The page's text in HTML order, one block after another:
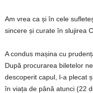
Am vrea ca și în cele
sincere și curate în slujirea
A condus mașina cu
După procurarea biletelor
descoperit capul, l-a plecat
în viața de până atunci (22